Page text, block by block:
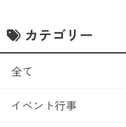
カテゴリー
全て
イベント行事